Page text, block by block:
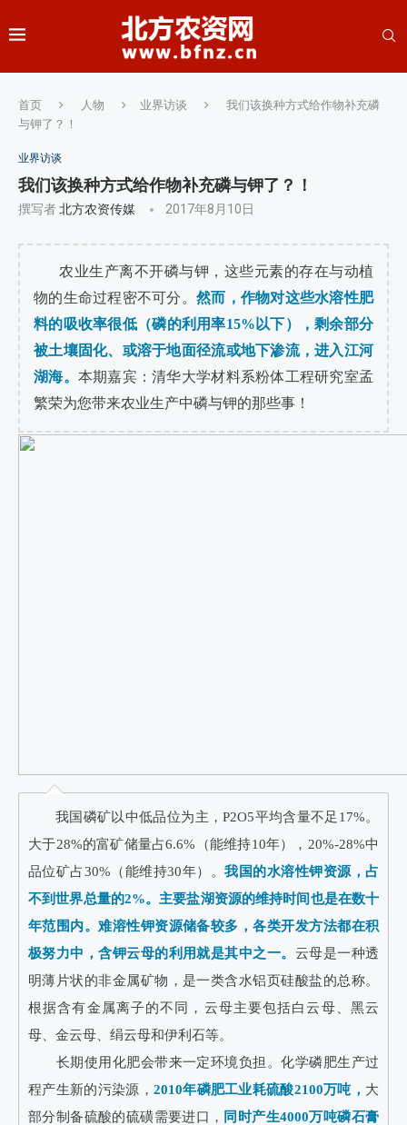
首页 人物 业界访谈
我们该换种方式给作物补充磷
与钾了？！
业界访谈
我们该换种方式给作物补充磷与钾了？！
撰写者北方农资传媒 2017年8月10日
农业生产离不开磷与钾，这些元素的存在与动植
物的生命过程密不可分。 然而，作物对这些水溶性肥
料的吸收率很低（磷的利用率15%以下），剩余部分
被土壤固化、或溶于地面径流或地下渗流，进入江河
湖海。 本期嘉宾：清华大学材料系粉体工程研究室孟
繁荣为您带来农业生产中磷与钾的那些事！
我国磷矿以中低品位为主，P2O5平均含量不足17%。
大于28%的富矿储量占6.6%（能维持10年），20%-28%中
品位矿占30%（能维持30年）。我国的水溶性钾资源，占
不到世界总量的2%。主要盐湖资源的维持时间也是在数十
年范围内。难溶性钾资源储备较多，各类开发方法都在积
极努力中，含钾云母的利用就是其中之一。 云母是一种透
明薄片状的非金属矿物，是一类含水铝页硅酸盐的总称。
根据含有金属离子的不同，云母主要包括白云母、黑云
母、金云母、绢云母和伊利石等。
长期使用化肥会带来一定环境负担。化学磷肥生产过
程产生新的污染源， 2010年磷肥工业耗硫酸2100万吨， 大
部分制备硫酸的硫磺需要进口， 同时产生4000万吨磷石膏